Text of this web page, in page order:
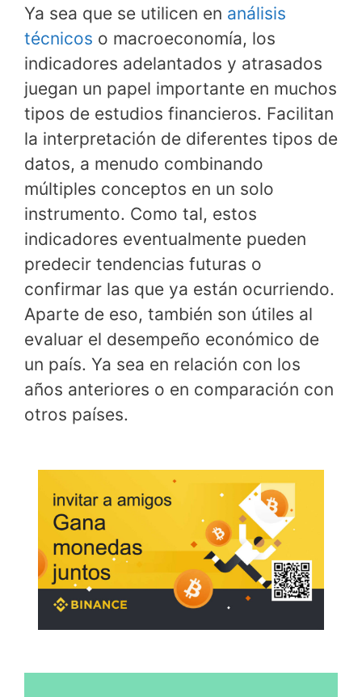
Ya sea que se utilicen en análisis
técnicos o macroeconomía, los
indicadores adelantados y atrasados
juegan un papel importante en muchos
tipos de estudios financieros. Facilitan
la interpretación de diferentes tipos de
datos, a menudo combinando
múltiples conceptos en un solo
instrumento. Como tal, estos
indicadores eventualmente pueden
predecir tendencias futuras o
confirmar las que ya están ocurriendo.
Aparte de eso, también son útiles al
evaluar el desempeño económico de
un país. Ya sea en relación con los
años anteriores o en comparación con
otros países.